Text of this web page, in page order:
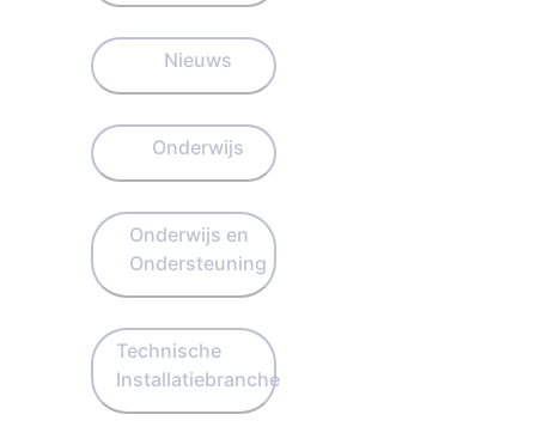
Nieuws
Onderwijs
Onderwijs en
Ondersteuning
Technische
Installatiebranche